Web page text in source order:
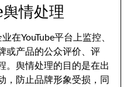
情处理
在YouTube平台上监控、
或产品的公众评价、评
。舆情处理的目的是在出
，防止品牌形象受损，同